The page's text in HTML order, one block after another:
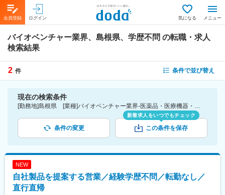
会員登録 ログイン 気になる メニュー
バイオベンチャー業界、島根県、学歴不問 の転職・求人
検索結果
2 件 条件で並び替え
現在の検索条件
[勤務地]島根県 [業種]バイオベンチャー業界-医薬品・医療機器・ライフサイエンス・医療系サービス [こだわり条件ピックアップ]学歴不問 [詳細条件](募集・採用情報)学歴不問
条件の変更
新着求人をいつでもチェック
この条件を保存
NEW
自社製品を提案する営業／経験学歴不問／転勤なし／
直行直帰